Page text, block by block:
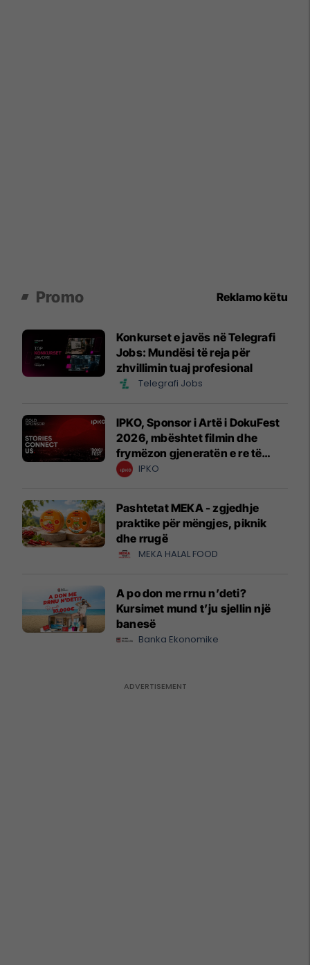
Promo Reklamo këtu
Konkurset e javës në Telegrafi
Jobs: Mundësi të reja për
zhvillimin tuaj profesional
Telegrafi Jobs
IPKO, Sponsor i Artë i DokuFest
2026, mbështet filmin dhe
frymëzon gjeneratën e re të
krijuesve
IPKO
Pashtetat MEKA - zgjedhje
praktike për mëngjes, piknik
dhe rrugë
MEKA HALAL FOOD
A po don me rrnu n’deti?
Kursimet mund t’ju sjellin një
banesë
Banka Ekonomike